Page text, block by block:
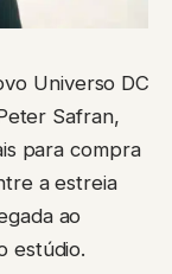
Safran,
para compra
a estreia
ao
estúdio.